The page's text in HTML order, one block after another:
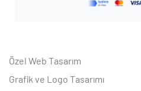
Özel Web Tasarım
Grafik ve Logo Tasarımı